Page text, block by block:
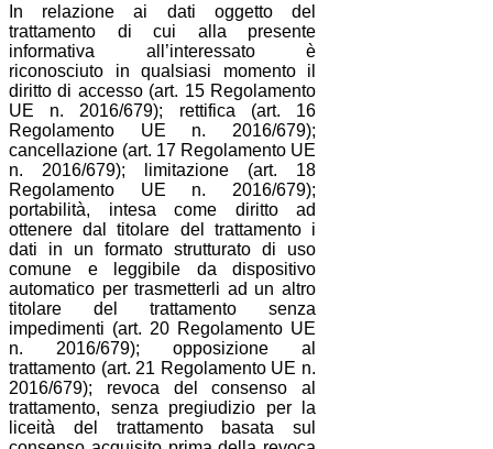
In relazione ai dati oggetto del
trattamento di cui alla presente
informativa all’interessato è
riconosciuto in qualsiasi momento il
diritto di accesso (art. 15 Regolamento
UE n. 2016/679); rettifica (art. 16
Regolamento UE n. 2016/679);
cancellazione (art. 17 Regolamento UE
n. 2016/679); limitazione (art. 18
Regolamento UE n. 2016/679);
portabilità, intesa come diritto ad
ottenere dal titolare del trattamento i
dati in un formato strutturato di uso
comune e leggibile da dispositivo
automatico per trasmetterli ad un altro
titolare del trattamento senza
impedimenti (art. 20 Regolamento UE
n. 2016/679); opposizione al
trattamento (art. 21 Regolamento UE n.
2016/679); revoca del consenso al
trattamento, senza pregiudizio per la
liceità del trattamento basata sul